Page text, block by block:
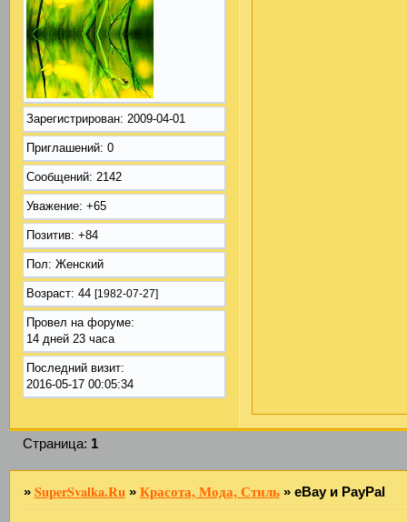
Зарегистрирован: 2009-04-01
Приглашений: 0
Сообщений: 2142
Уважение: +65
Позитив: +84
Пол: Женский
Возраст: 44[1982-07-27]
Провел на форуме:
14 дней 23 часа
Последний визит:
2016-05-17 00:05:34
Страница: 1
» SuperSvalka.Ru » Красота, Мода, Стиль » eBay и PayPal